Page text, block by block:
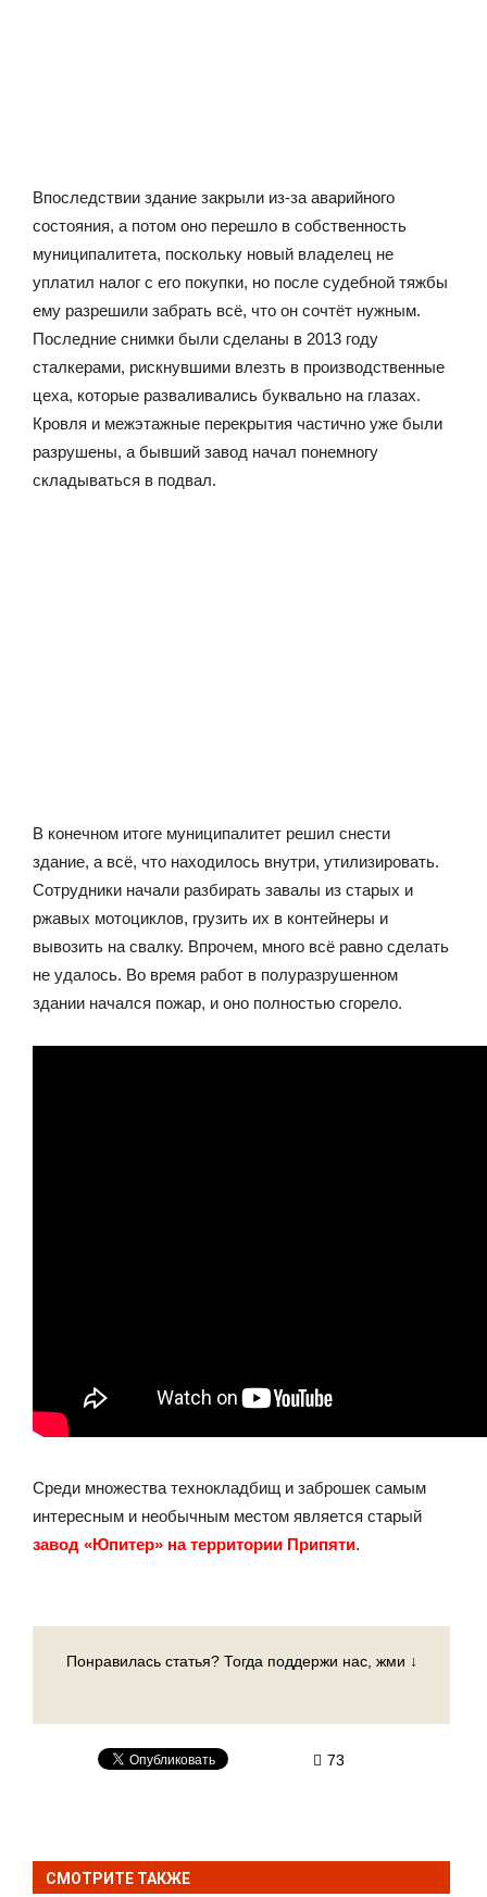
Впоследствии здание закрыли из-за аварийного
состояния, а потом оно перешло в собственность
муниципалитета, поскольку новый владелец не
уплатил налог с его покупки, но после судебной тяжбы
ему разрешили забрать всё, что он сочтёт нужным.
Последние снимки были сделаны в 2013 году
сталкерами, рискнувшими влезть в производственные
цеха, которые разваливались буквально на глазах.
Кровля и межэтажные перекрытия частично уже были
разрушены, а бывший завод начал понемногу
складываться в подвал.
В конечном итоге муниципалитет решил снести
здание, а всё, что находилось внутри, утилизировать.
Сотрудники начали разбирать завалы из старых и
ржавых мотоциклов, грузить их в контейнеры и
вывозить на свалку. Впрочем, много всё равно сделать
не удалось. Во время работ в полуразрушенном
здании начался пожар, и оно полностью сгорело.
Среди множества технокладбищ и заброшек самым
интересным и необычным местом является старый
завод «Юпитер» на территории Припяти.
Понравилась статья? Тогда поддержи нас, жми ↓
73
СМОТРИТЕ ТАКЖЕ